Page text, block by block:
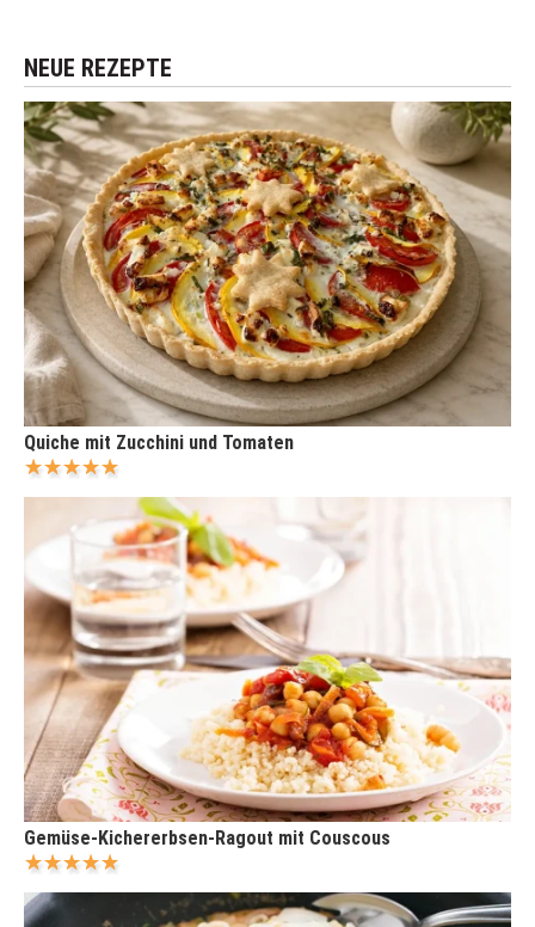
NEUE REZEPTE
Quiche mit Zucchini und Tomaten
Gemüse-Kichererbsen-Ragout mit Couscous